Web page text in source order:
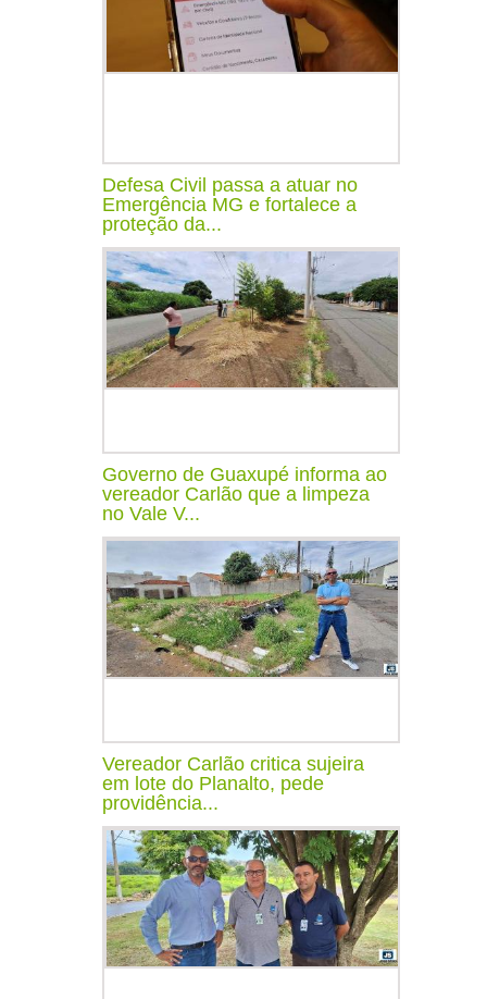
Defesa Civil passa a atuar no
Emergência MG e fortalece a
proteção da...
Governo de Guaxupé informa ao
vereador Carlão que a limpeza
no Vale V...
Vereador Carlão critica sujeira
em lote do Planalto, pede
providência...